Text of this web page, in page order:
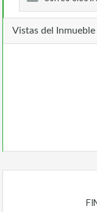
Vistas del Inmueble